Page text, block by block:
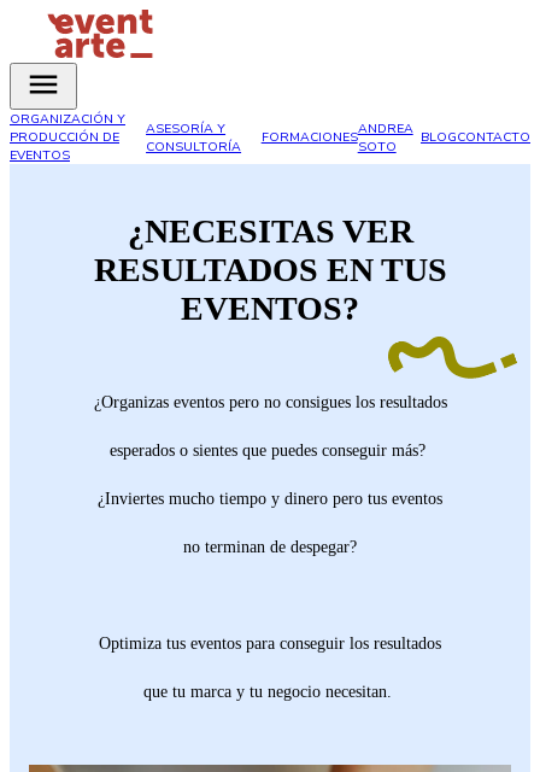
ORGANIZACIÓN Y
PRODUCCIÓN DE
EVENTOS
ASESORÍA Y
CONSULTORÍA
FORMACIONESANDREA
SOTO
BLOGCONTACTO
¿NECESITAS VER
RESULTADOS EN TUS
EVENTOS?
¿Organizas eventos pero no consigues los resultados
esperados o sientes que puedes conseguir más?
¿Inviertes mucho tiempo y dinero pero tus eventos
no terminan de despegar?
Optimiza tus eventos para conseguir los resultados
que tu marca y tu negocio necesitan.